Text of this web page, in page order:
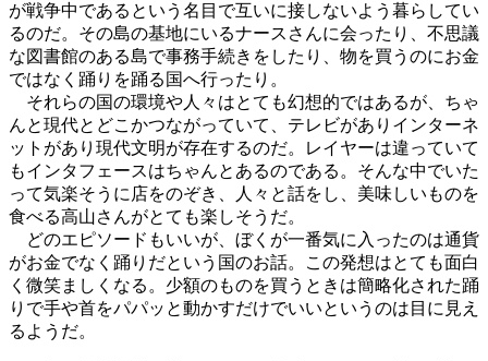
が戦争中であるという名目で互いに接しないよう暮らしてい
るのだ。その島の基地にいるナースさんに会ったり、不思議
な図書館のある島で事務手続きをしたり、物を買うのにお金
ではなく踊りを踊る国へ行ったり。
それらの国の環境や人々はとても幻想的ではあるが、ちゃ
んと現代とどこかつながっていて、テレビがありインターネ
ットがあり現代文明が存在するのだ。レイヤーは違っていて
もインタフェースはちゃんとあるのである。そんな中でいた
って気楽そうに店をのぞき、人々と話をし、美味しいものを
食べる高山さんがとても楽しそうだ。
どのエピソードもいいが、ぼくが一番気に入ったのは通貨
がお金でなく踊りだという国のお話。この発想はとても面白
く微笑ましくなる。少額のものを買うときは簡略化された踊
りで手や首をパパッと動かすだけでいいというのは目に見え
るようだ。